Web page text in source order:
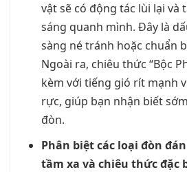
vật sẽ có động tác lùi lại và
sáng quanh mình. Đây là
sàng né tránh hoặc chuẩn
Ngoài ra, chiêu thức “Bộc
kèm với tiếng gió rít mạnh
rực, giúp bạn nhận biết
đòn.
Phân biệt các loại đòn
tầm xa và chiêu thức đặc